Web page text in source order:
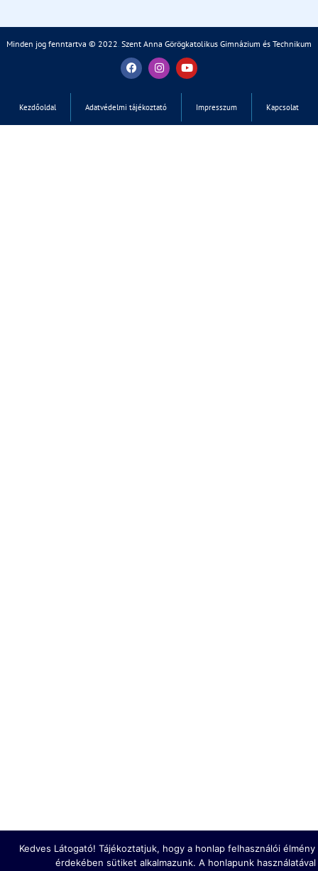
Minden jog fenntartva © 2022 Szent Anna Görögkatolikus Gimnázium és Technikum
Kezdőoldal Adatvédelmi tájékoztató Impresszum Kapcsolat
Kedves Látogató! Tájékoztatjuk, hogy a honlap felhasználói
érdekében sütiket alkalmazunk. A honlapunk használatával